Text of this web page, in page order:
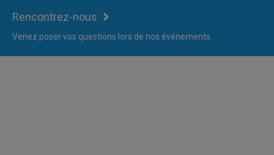
Rencontrez-nous
Venez poser vos questions lors de nos événements.